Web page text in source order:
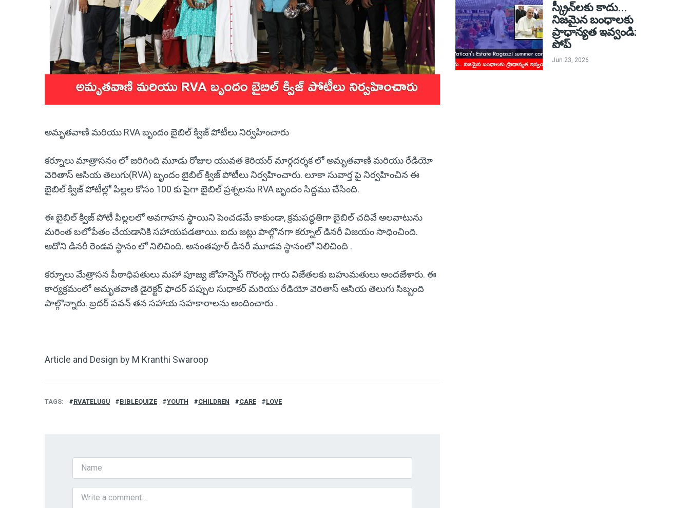
అమృతవాణి మరియు RVA బృందం బైబిల్ క్విజ్ పోటీలు నిర్వహించారు
కర్నూలు మాత్రాసనం లో జరిగింది మూడు రోజుల యువత కెరియర్ మార్గదర్శక లో అమృతవాణి మరియు రేడియో
వెరితాస్ ఆసియ తెలుగు(RVA) బృందం బైబిల్ క్విజ్ పోటీలు నిర్వహించారు. లూకా సువార్త పై నిర్వహించిన ఈ
బైబిల్ క్విజ్ పోటీల్లో పిల్లల కోసం 100 కు పైగా బైబిల్ ప్రశ్నలను RVA బృందం సిద్దము చేసింది.
ఈ బైబిల్ క్విజ్ పోటీ పిల్లలలో అవగాహన స్థాయిని పెంచడమే కాకుండా, క్రమపద్ధతిగా బైబిల్ చదివే అలవాటును
మరింత బలోపేతం చేయడానికి సహాయపడతాయి. ఐదు జట్లు పాల్గొనగా కర్నూల్ డినరీ విజయం సాధించింది.
ఆదోని డినరీ రెండవ స్థానం లో నిలిచింది. అనంతపూర్ డినరీ మూడవ స్థానంలో నిలిచింది .
కర్నూలు మేత్రాసన పీఠాధిపతులు మహా పూజ్య జోహన్నెస్ గొరంట్ల గారు విజేతలకు బహుమతులు అందజేశారు. ఈ
కార్యక్రమంలో అమృతవాణి డైరెక్టర్ ఫాదర్ పప్పుల సుధాకర్ మరియు రేడియో వెరితాస్ ఆసియ తెలుగు సిబ్బంది
పాల్గొన్నారు. బ్రదర్ పవన్ తన సహాయ సహకారాలను అందించారు .
Article and Design by M Kranthi Swaroop
TAGS RVATELUGU BIBLEQUIZE YOUTH CHILDREN CARE LOVE
స్క్రీన్‌లకు కాదు...
నిజమైన బంధాలకు
ప్రాధాన్యత ఇవ్వండి:
పోప్
Jun 23, 2026